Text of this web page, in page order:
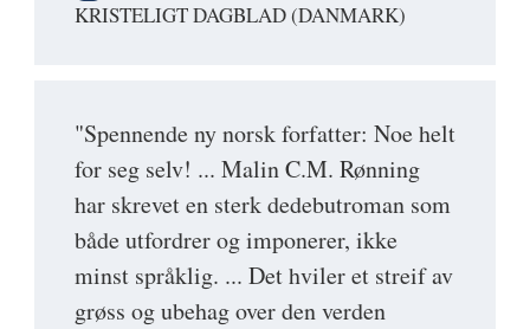
KRISTELIGT DAGBLAD (DANMARK)
"Spennende ny norsk forfatter: Noe helt
for seg selv! ... Malin C.M. Rønning
har skrevet en sterk dedebutroman som
både utfordrer og imponerer, ikke
minst språklig. ... Det hviler et streif av
grøss og ubehag over den verden